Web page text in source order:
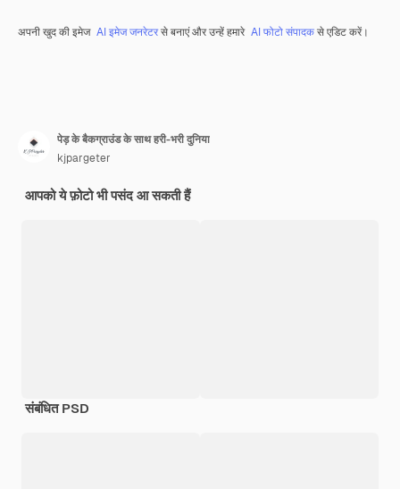
अपनी खुद की इमेज AI इमेज जनरेटरसे बनाएं और उन्हें हमारे AI फोटो संपादकसे एडिट करें।
पेड़ के बैकग्राउंड के साथ हरी-भरी दुनिया
kjpargeter
आपको ये फ़ोटो भी पसंद आ सकती हैं
संबंधित PSD